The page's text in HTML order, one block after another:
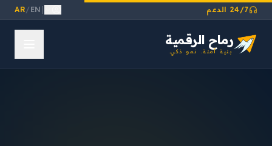
24/7 الدعم EN
/
AR
رماح الرقمية
بنية آمنة. نمو ذكي.